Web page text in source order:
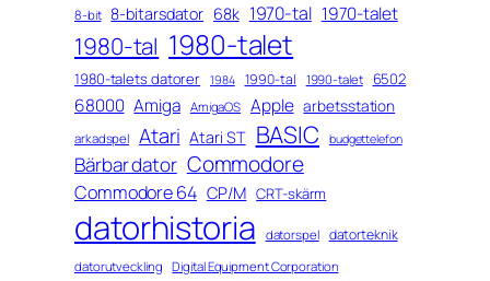
8-bit 8-bitarsdator 68k 1970-tal 1970-talet
1980-tal 1980-talet
1980-talets datorer 1984 1990-tal 1990-talet 6502
68000 Amiga AmigaOS Apple arbetsstation
arkadspel Atari Atari ST BASIC budgettelefon
Bärbar dator Commodore
Commodore 64 CP/M CRT-skärm
datorhistoria datorspel datorteknik
datorutveckling Digital Equipment Corporation